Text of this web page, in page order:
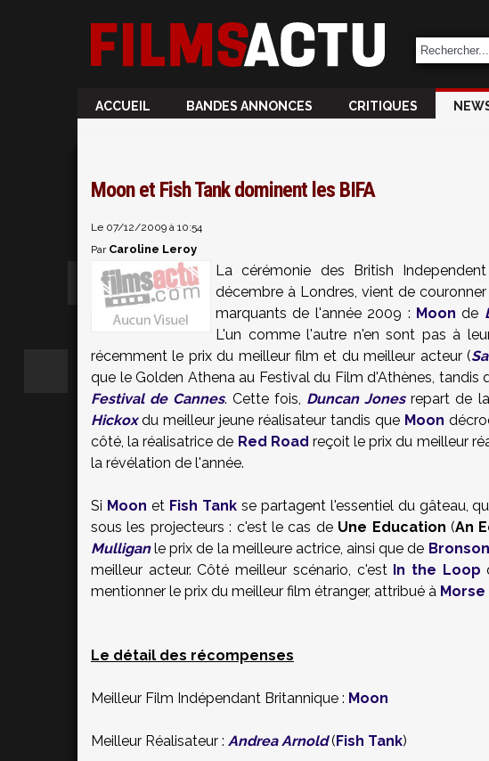
ACCUEIL BANDES ANNONCES CRITIQUES
Moon et Fish Tank dominent les BIFA
Le 07/12/2009 à 10:54
Par Caroline Leroy
La cérémonie des British
décembre à Londres, vient de
marquants de l'année 2009 : Moon de
L'un comme l'autre n'en sont pas à
récemment le prix du meilleur film et du meilleur acteur (
que le Golden Athena au Festival du Film d'Athènes, tandis
Festival de Cannes. Cette fois, Duncan Jonesrepart de la
Hickoxdu meilleur jeune réalisateur tandis que Moon
côté, la réalisatrice de Red Road reçoit le prix du meilleur
la révélation de l'année.
Si Moon et Fish Tankse partagent l'essentiel du gâteau,
sous les projecteurs : c'est le cas de Une Education (An
Mulliganle prix de la meilleure actrice, ainsi que de Bronson
meilleur acteur. Côté meilleur scénario, c'est In the Loop
mentionner le prix du meilleur film étranger, attribué à Morse
Le détail des récompenses
Meilleur Film Indépendant Britannique : Moon
Meilleur Réalisateur : Andrea Arnold(Fish Tank)